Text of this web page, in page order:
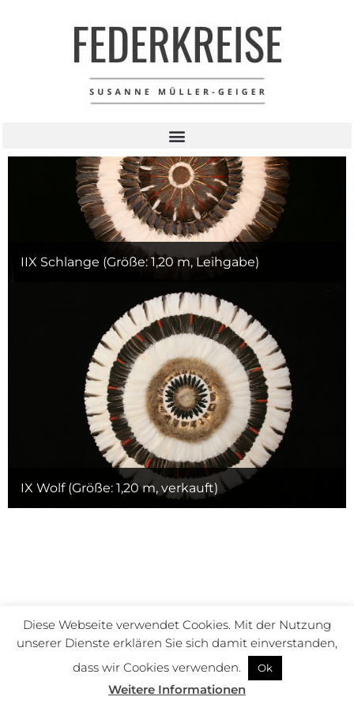
Federkreise 2
IIX Schlange (Größe: 1,20 m, Leihgabe)
IX Wolf (Größe: 1,20 m, verkauft)
© Susanne Müller-Geiger – All Rights Reserved 2022
Kontakt Impressum Datenschutz
Diese Webseite verwendet Cookies. Mit der Nutzung
unserer Dienste erklären Sie sich damit einverstanden,
dass wir Cookies verwenden.
Ok
Weitere Informationen